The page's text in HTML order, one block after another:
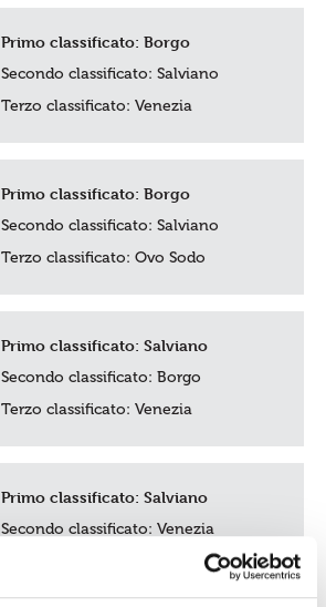
Primo classificato:Borgo
Secondo classificato:Salviano
Terzo classificato:Venezia
Primo classificato:Borgo
Secondo classificato:Salviano
Terzo classificato:Ovo Sodo
Primo classificato:Salviano
Secondo classificato: Borgo
Terzo classificato:Venezia
Primo classificato:Salviano
Secondo classificato:Venezia